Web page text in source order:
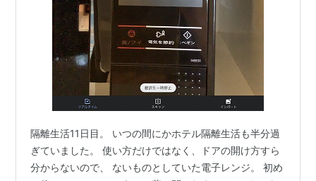
隔離生活11日目。 いつの間にかホテル隔離生活も半分過
ぎていました。 使い方だけではなく、ドアの開け方すら
分からないので、 ないものとしていた電子レンジ。 初め